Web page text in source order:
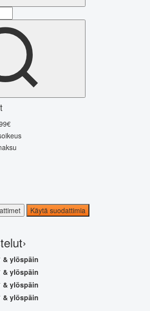
Käytä suodattimia
›
& ylöspäin
& ylöspäin
& ylöspäin
& ylöspäin